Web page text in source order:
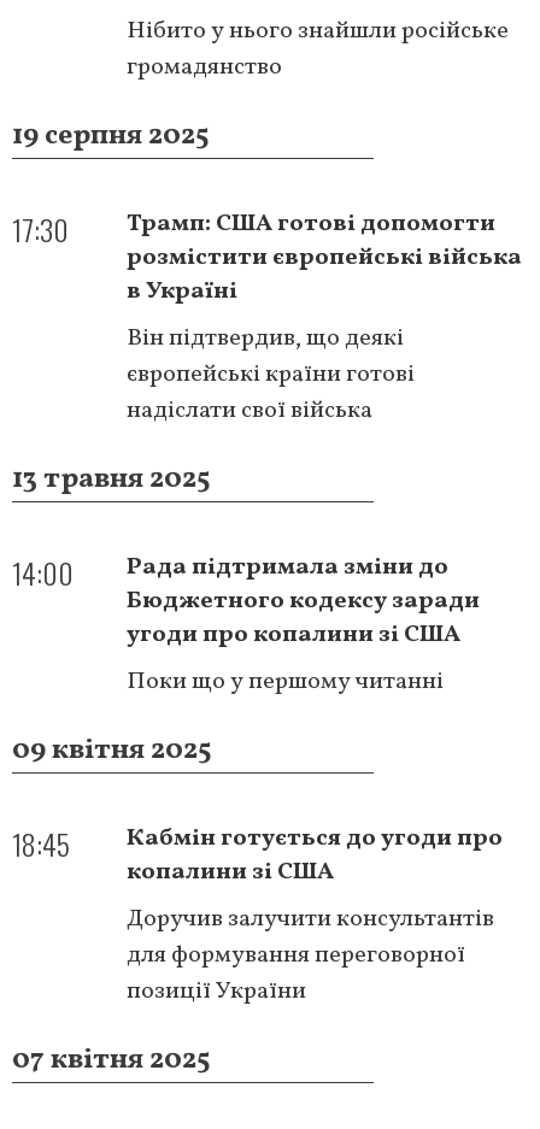
Нібито у нього знайшли російське
громадянство
19 серпня 2025
17:30
Трамп: США готові допомогти
розмістити європейські війська
в Україні
Він підтвердив, що деякі
європейські країни готові
надіслати свої війська
13 травня 2025
14:00
Рада підтримала зміни до
Бюджетного кодексу заради
угоди про копалини зі США
Поки що у першому читанні
09 квітня 2025
18:45
Кабмін готується до угоди про
копалини зі США
Доручив залучити консультантів
для формування переговорної
позиції України
07 квітня 2025